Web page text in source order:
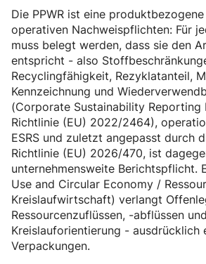
Die PPWR ist eine
operativen Nachweispflichten: Für
muss belegt werden, dass sie den
entspricht - also
Recyclingfähigkeit, Rezyklatanteil,
Kennzeichnung und
(Corporate Sustainability Reporting
Richtlinie (EU) 2022/2464),
ESRS und zuletzt angepasst durch
Richtlinie (EU) 2026/470, ist
unternehmensweite Berichtspflicht.
Use and Circular Economy /
Kreislaufwirtschaft) verlangt
Ressourcenzuflüssen, -abflüssen
Kreislauforientierung - ausdrücklich
Verpackungen.